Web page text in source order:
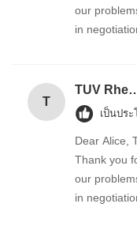
our
in
T
TUV
เป็นปร
Dear Alice,
Thank you
our
in